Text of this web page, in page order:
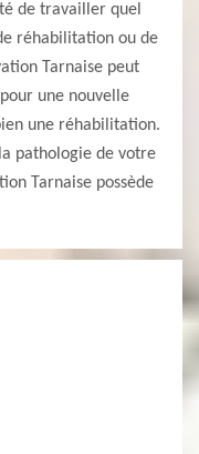
de travailler quel
réhabilitation ou de
Tarnaise peut
une nouvelle
une réhabilitation.
pathologie de votre
Tarnaise possède